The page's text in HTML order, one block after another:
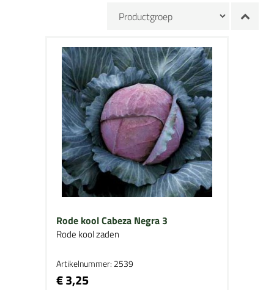
Rode kool Cabeza Negra 3
Rode kool zaden
Artikelnummer: 2539
€ 3,25